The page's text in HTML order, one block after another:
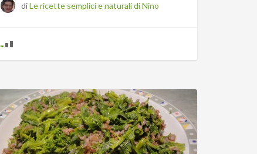
diLe ricette semplici e naturali di Nino